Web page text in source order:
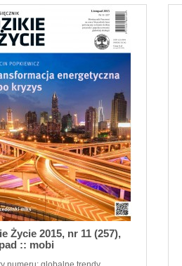
Życie 2015, nr 11 (257),
:: mobi